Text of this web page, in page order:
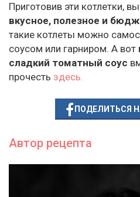
Приготовив эти котлетки,
вкусное, полезное и
такие котлеты можно
соусом или гарниром. А вот
сладкий томатный соус
прочесть здесь.
ПОДЕЛИТЬСЯ НА
Автор рецепта